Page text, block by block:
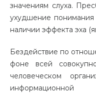
значениям слуха.
ухудшение
наличии эффекта эха
Бездействие по
фоне всей
человеческом